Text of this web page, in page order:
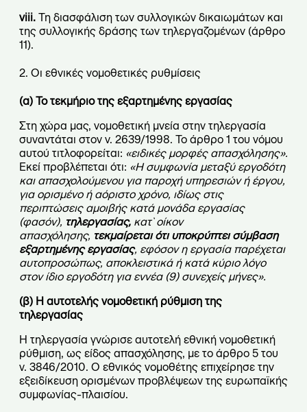
viii. Τη διασφάλιση των συλλογικών δικαιωμάτων και
της συλλογικής δράσης των τηλεργαζομένων (άρθρο
11).
2. Οι εθνικές νομοθετικές ρυθμίσεις
(α) Το τεκμήριο της εξαρτημένης εργασίας
Στη χώρα μας, νομοθετική μνεία στην τηλεργασία
συναντάται στον ν. 2639/1998. Το άρθρο 1 του νόμου
αυτού τιτλοφορείται: «ειδικές μορφές απασχόλησης».
Εκεί προβλέπεται ότι: «Η συμφωνία μεταξύ εργοδότη
και απασχολούμενου για παροχή υπηρεσιών ή έργου,
για ορισμένο ή αόριστο χρόνο, ιδίως στις
περιπτώσεις αμοιβής κατά μονάδα εργασίας
(φασόν), τηλεργασίας, κατ` οίκον
απασχόλησης, τεκμαίρεται ότι υποκρύπτει σύμβαση
εξαρτημένης εργασίας, εφόσον η εργασία παρέχεται
αυτοπροσώπως, αποκλειστικά ή κατά κύριο λόγο
στον ίδιο εργοδότη για εννέα (9) συνεχείς μήνες».
(β) Η αυτοτελής νομοθετική ρύθμιση της
τηλεργασίας
Η τηλεργασία γνώρισε αυτοτελή εθνική νομοθετική
ρύθμιση, ως είδος απασχόλησης, με το άρθρο 5 του
ν. 3846/2010. Ο εθνικός νομοθέτης επιχείρησε την
εξειδίκευση ορισμένων προβλέψεων της ευρωπαϊκής
συμφωνίας-πλαισίου.